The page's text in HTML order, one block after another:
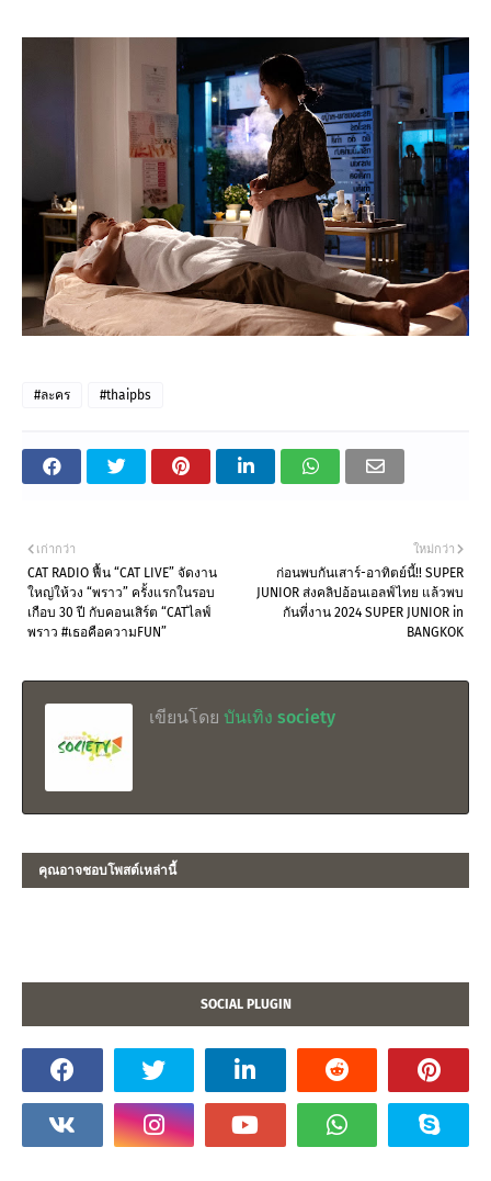
#ละคร #thaipbs
ใหม่กว่า
ก่อนพบกันเสาร์-อาทิตย์นี้!! SUPER
JUNIOR ส่งคลิปอ้อนเอลฟ์ไทย แล้วพบ
กันที่งาน 2024 SUPER JUNIOR in
BANGKOK
เก่ากว่า
CAT RADIO ฟื้น “CAT LIVE” จัดงาน
ใหญ่ให้วง “พราว” ครั้งแรกในรอบ
เกือบ 30 ปี กับคอนเสิร์ต “CATไลฟ์
พราว #เธอคือความFUN”
เขียนโดย บันเทิง society
คุณอาจชอบโพสต์เหล่านี้
SOCIAL PLUGIN